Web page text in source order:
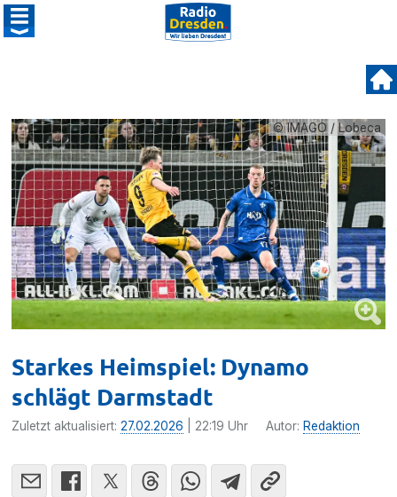
© IMAGO / Lobeca
Starkes Heimspiel: Dynamo
schlägt Darmstadt
Zuletzt aktualisiert:27.02.2026 | 22:19 Uhr Autor: Redaktion